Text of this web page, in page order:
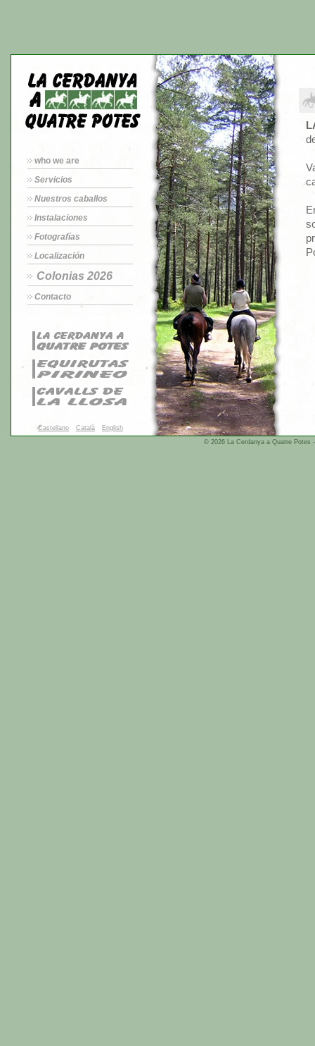
who we are
Servicios
Nuestros caballos
Instalaciones
Fotografías
Localización
Colonias 2026
Contacto
Castellano Català English
© 2026 La Cerdanya a Quatre